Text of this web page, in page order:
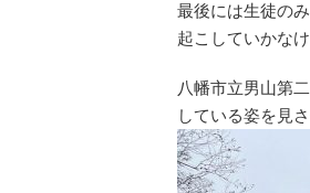
最後には生徒の
起こしていかな
八幡市立男山第
している姿を見